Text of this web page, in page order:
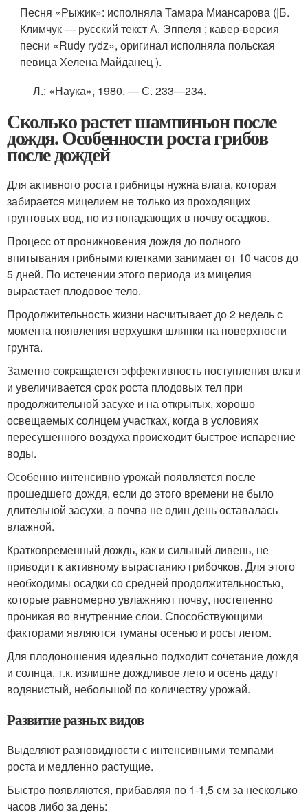
Песня «Рыжик»: исполняла Тамара Миансарова (|Б.
Климчук — русский текст А. Эппеля ; кавер-версия
песни «Rudy rydz», оригинал исполняла польская
певица Хелена Майданец ).
Л.: «Наука», 1980. — С. 233—234.
Сколько растет шампиньон после
дождя. Особенности роста грибов
после дождей
Для активного роста грибницы нужна влага, которая
забирается мицелием не только из проходящих
грунтовых вод, но из попадающих в почву осадков.
Процесс от проникновения дождя до полного
впитывания грибными клетками занимает от 10 часов до
5 дней. По истечении этого периода из мицелия
вырастает плодовое тело.
Продолжительность жизни насчитывает до 2 недель с
момента появления верхушки шляпки на поверхности
грунта.
Заметно сокращается эффективность поступления влаги
и увеличивается срок роста плодовых тел при
продолжительной засухе и на открытых, хорошо
освещаемых солнцем участках, когда в условиях
пересушенного воздуха происходит быстрое испарение
воды.
Особенно интенсивно урожай появляется после
прошедшего дождя, если до этого времени не было
длительной засухи, а почва не один день оставалась
влажной.
Кратковременный дождь, как и сильный ливень, не
приводит к активному вырастанию грибочков. Для этого
необходимы осадки со средней продолжительностью,
которые равномерно увлажняют почву, постепенно
проникая во внутренние слои. Способствующими
факторами являются туманы осенью и росы летом.
Для плодоношения идеально подходит сочетание дождя
и солнца, т.к. излишне дождливое лето и осень дадут
водянистый, небольшой по количеству урожай.
Развитие разных видов
Выделяют разновидности с интенсивными темпами
роста и медленно растущие.
Быстро появляются, прибавляя по 1-1,5 см за несколько
часов либо за день: